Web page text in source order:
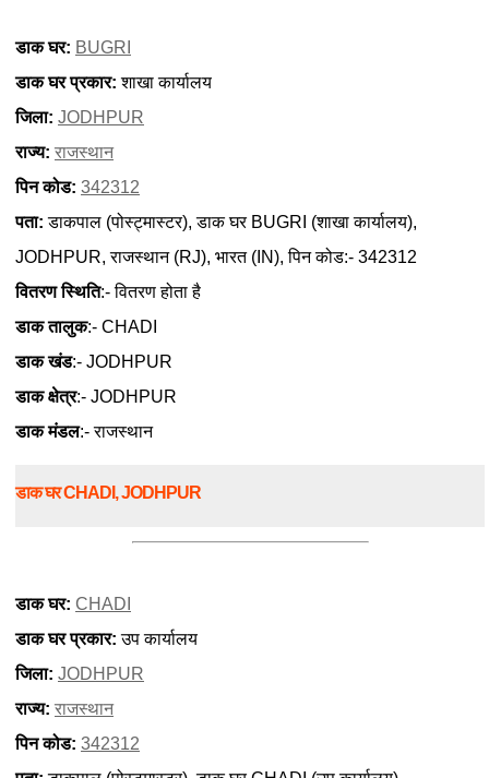
डाक घर: BUGRI
डाक घर प्रकार: शाखा कार्यालय
जिला: JODHPUR
राज्य: राजस्थान
पिन कोड: 342312
पता: डाकपाल (पोस्ट्मास्टर), डाक घर BUGRI (शाखा कार्यालय),
JODHPUR, राजस्थान (RJ), भारत (IN), पिन कोड:- 342312
वितरण स्थिति:- वितरण होता है
डाक तालुक:- CHADI
डाक खंड:- JODHPUR
डाक क्षेत्र:- JODHPUR
डाक मंडल:- राजस्थान
डाक घर CHADI, JODHPUR
डाक घर: CHADI
डाक घर प्रकार: उप कार्यालय
जिला: JODHPUR
राज्य: राजस्थान
पिन कोड: 342312